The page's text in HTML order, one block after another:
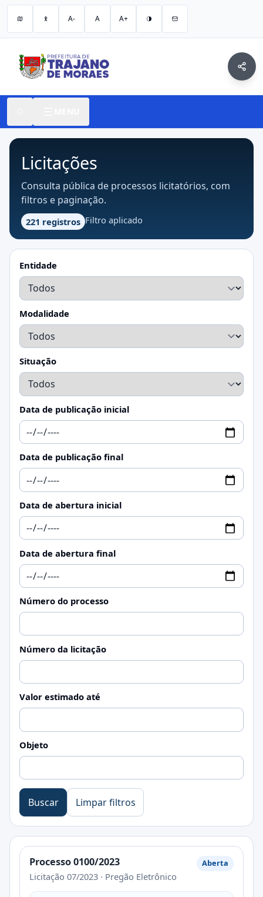
A- A A+
Licitações
Consulta pública de processos licitatórios, com
filtros e paginação.
221 registros Filtro aplicado
Entidade
Modalidade
Situação
Data de publicação inicial
Data de publicação final
Data de abertura inicial
Data de abertura final
Número do processo
Número da licitação
Valor estimado até
Objeto
Buscar Limpar filtros
Processo 0100/2023
Licitação 07/2023 · Pregão Eletrônico
Aberta